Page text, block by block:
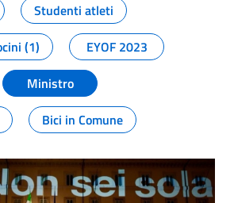
Studenti atleti
(1)
EYOF 2023
Ministro
Bici in Comune